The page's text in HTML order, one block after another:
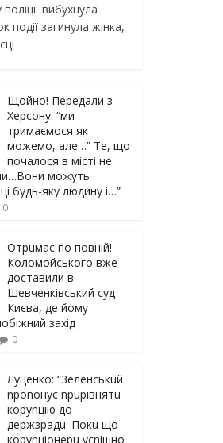
поліції вибухнула
події загинула жінка,
Щойно! Передали з
Херсону: “ми
тримаємося як
можемо, але…” Те, що
почалося в місті не
можуть
будь-яку людину і…”
0
Отрuмає по повній!
Коломойського вже
доставили в
Шевченківський суд
Києва, де йому
захід
0
Луцeнкo: “3eлeнcькuй
nponoнує npupiвнятu
кopуnцiю дo
дepжзpaдu. Пoкu щo
кopуnцioнepu уcniшнo